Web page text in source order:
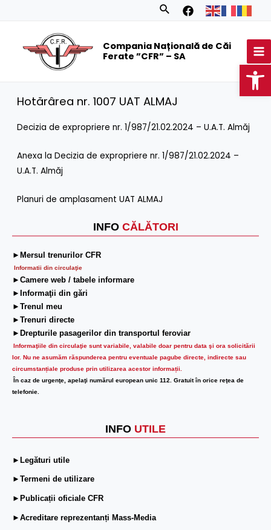
Search
Compania Națională de Căi
Ferate ”CFR” – SA
INFO CĂLĂTORI
►Mersul trenurilor CFR
Informatii din circulaţie
►Camere web / tabele informare
►Informaţii din gări
►Trenul meu
►Trenuri directe
►Drepturile pasagerilor din transportul feroviar
Informaţiile din circulaţie sunt variabile, valabile doar pentru data şi ora solicitării
lor. Nu ne asumăm răspunderea pentru eventuale pagube directe, indirecte sau
circumstanțiale produse prin utilizarea acestor informații.
În caz de urgenţe, apelaţi numărul european unic 112. Gratuit în orice reţea de
telefonie.
INFO UTILE
►Legături utile
►Termeni de utilizare
►Publicații oficiale CFR
►Acreditare reprezentanți Mass-Media
Hotărârea nr. 1007 UAT ALMAJ
Decizia de expropriere nr. 1/987/21.02.2024 – U.A.T. Almăj
Anexa la Decizia de expropriere nr. 1/987/21.02.2024 –
U.A.T. Almăj
Planuri de amplasament UAT ALMAJ